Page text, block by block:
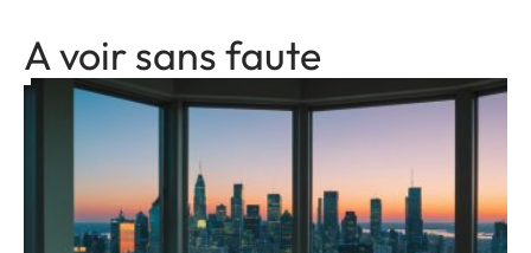
A voir sans faute